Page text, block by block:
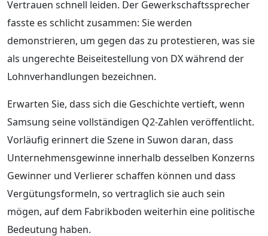
Vertrauen schnell leiden. Der Gewerkschaftssprecher
fasste es schlicht zusammen: Sie werden
demonstrieren, um gegen das zu protestieren, was sie
als ungerechte Beiseitestellung von DX während der
Lohnverhandlungen bezeichnen.
Erwarten Sie, dass sich die Geschichte vertieft, wenn
Samsung seine vollständigen Q2-Zahlen veröffentlicht.
Vorläufig erinnert die Szene in Suwon daran, dass
Unternehmensgewinne innerhalb desselben Konzerns
Gewinner und Verlierer schaffen können und dass
Vergütungsformeln, so vertraglich sie auch sein
mögen, auf dem Fabrikboden weiterhin eine politische
Bedeutung haben.